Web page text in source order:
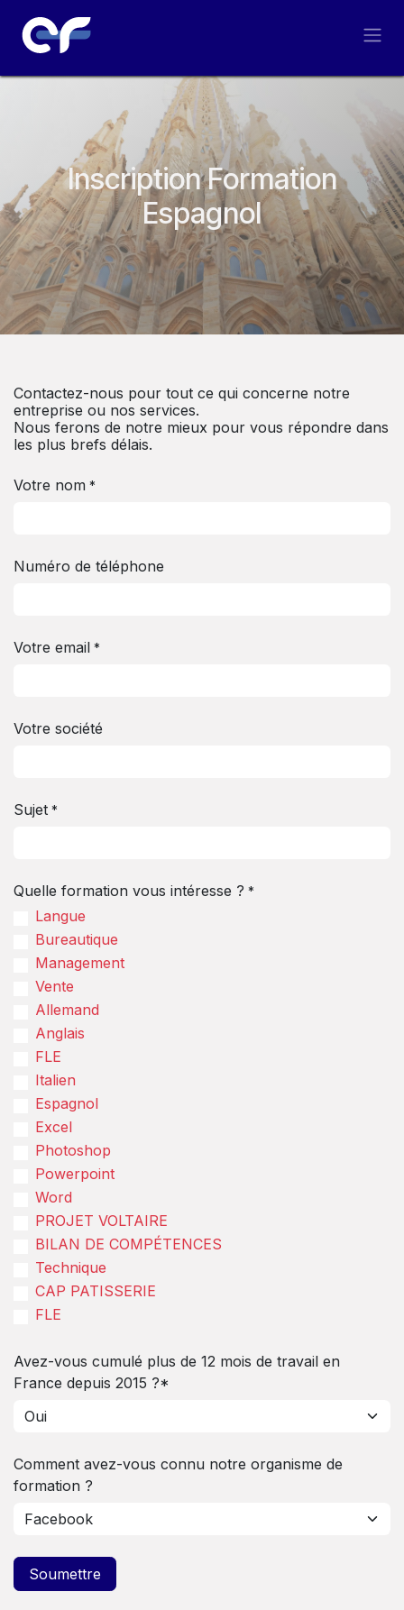
Inscription Formation
Espagnol
Contactez-nous pour tout ce qui concerne notre
entreprise ou nos services.
Nous ferons de notre mieux pour vous répondre dans
les plus brefs délais.
Votre nom *
Numéro de téléphone
Votre email *
Votre société
Sujet *
Quelle formation vous intéresse ? *
Langue
Bureautique
Management
Vente
Allemand
Anglais
FLE
Italien
Espagnol
Excel
Photoshop
Powerpoint
Word
PROJET VOLTAIRE
BILAN DE COMPÉTENCES
Technique
CAP PATISSERIE
FLE
Avez-vous cumulé plus de 12 mois de travail en
France depuis 2015 ?*
Comment avez-vous connu notre organisme de
formation ?
Soumettre